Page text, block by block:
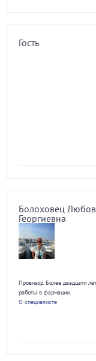
Гость
Болоховец
Георгиевна
Провизор. Более двадцати лет
работы в фармации.
О специалисте